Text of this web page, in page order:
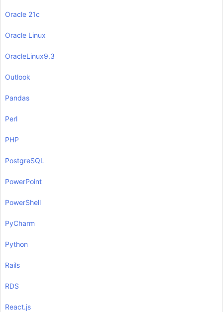
Oracle 21c
Oracle Linux
OracleLinux9.3
Outlook
Pandas
Perl
PHP
PostgreSQL
PowerPoint
PowerShell
PyCharm
Python
Rails
RDS
React.js